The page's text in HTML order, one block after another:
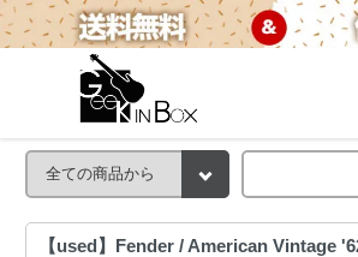
【used】Fender / American Vintage